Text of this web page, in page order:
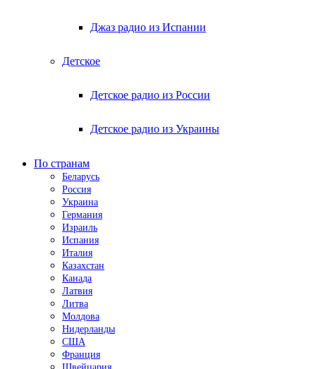
Джаз радио из Испании
Детское
Детское радио из России
Детское радио из Украины
По странам
Беларусь
Россия
Украина
Германия
Израиль
Испания
Италия
Казахстан
Канада
Латвия
Литва
Молдова
Нидерланды
США
Франция